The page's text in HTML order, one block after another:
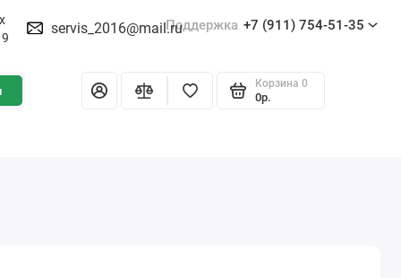
servis_2016@mail.ruПоддержка +7 (911) 754-51-35
Корзина 0
0р.